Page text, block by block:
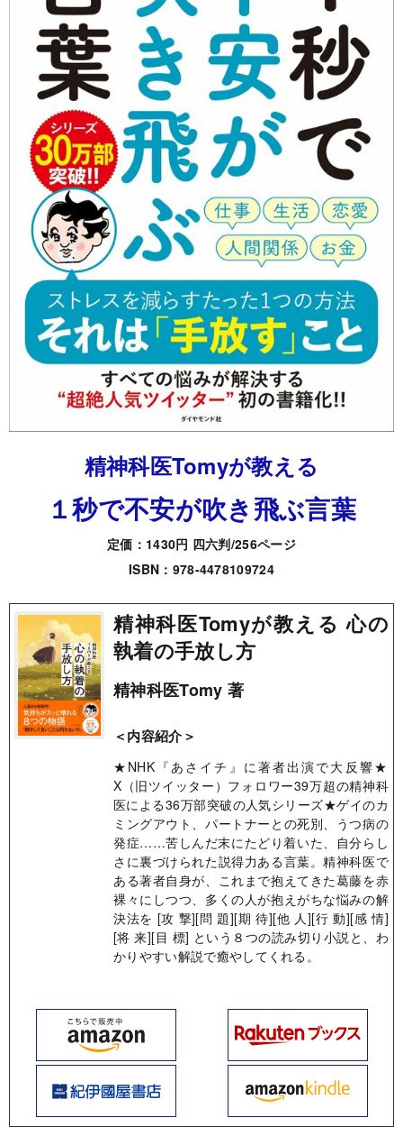
精神科医Tomyが教える
１秒で不安が吹き飛ぶ言葉
定価：1430円 四六判/256ページ
ISBN：978-4478109724
精神科医Tomyが教える 心の
執着の手放し方
精神科医Tomy 著
＜内容紹介＞
★NHK『あさイチ』に著者出演で大反響★​
X（旧ツイッター）フォロワー39万超の精神科
医による36万部突破の人気シリーズ★ゲイのカ
ミングアウト、パートナーとの死別、うつ病の
発症……苦しんだ末にたどり着いた、自分らし
さに裏づけられた説得力ある言葉。精神科医で
ある著者自身が、これまで抱えてきた葛藤を赤
裸々にしつつ、多くの人が抱えがちな悩みの解
決法を [攻 撃][問 題][期 待][他 人][行 動][感 情]
[将 来][目 標] という８つの読み切り小説と、わ
かりやすい解説で癒やしてくれる。